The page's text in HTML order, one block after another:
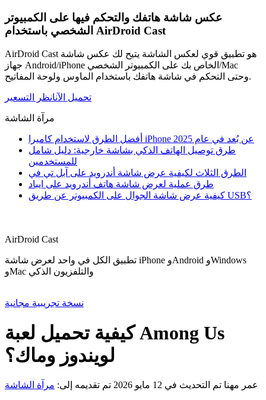
عكس شاشة هاتفك والتحكم فيها على الكمبيوتر
الشخصي باستخدام AirDroid Cast
AirDroid Cast هو تطبيق قوي لعكس الشاشة يتيح لك عكس شاشة
جهاز Android/iPhone الخاص بك على الكمبيوتر الشخصي/Mac
وحتى التحكم في شاشة هاتفك باستخدام الماوس ولوحة المفاتيح.
تحميل الآنانظر التسعير
مرآة الشاشة
أفضل الطرق لاستخدام كاميرا iPhone عن بُعد في عام 2025
طرق توصيل الهاتف الذكي بشاشة خارجية: دليل شامل
للمستخدمين
الطرق الثلاث لكيفية عرض شاشة أندرويد على آبل تي في
طرق عملية لعرض شاشة هاتف أندرويد على ايباد
كيفية عرض شاشة الجوال على الكمبيوتر عن طريق USB؟
AirDroid Cast
تطبيق الكل في واحد لعرض شاشة iPhone وAndroid وWindows
وMac والتلفزيون الذكي
نسخة تجريبية مجانية
كيفية تحميل لعبة Among Us
لويندوز وماك؟
عمر مهنا تم التحديث في 12 مايو 2026 تم تقديمه إلى: مرآة الشاشة